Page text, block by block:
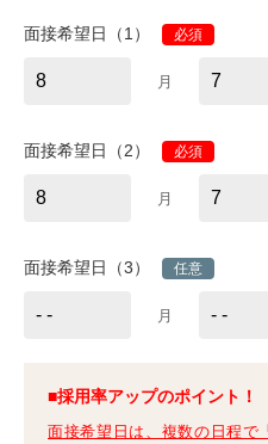
面接希望日（1） 必須
月
面接希望日（2） 必須
月
面接希望日（3） 任意
月
■採用率アップのポイント！
面接希望日は、複数の日程で